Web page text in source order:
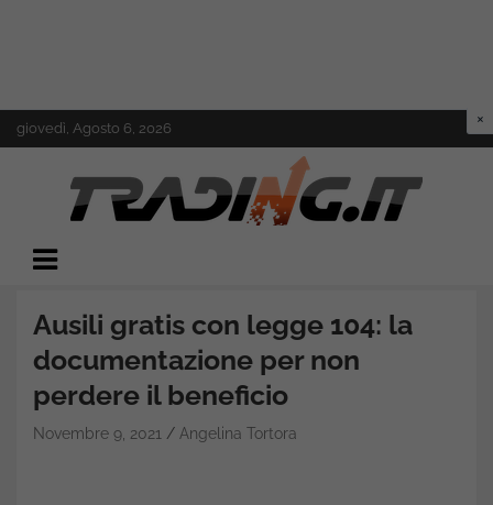
Skip
to
giovedì, Agosto 6, 2026
Trading.it
Ausili gratis con legge 104: la
documentazione per non
perdere il beneficio
Novembre 9, 2021 Angelina Tortora